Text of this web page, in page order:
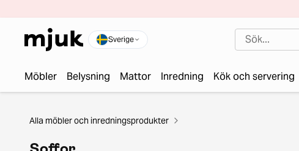
Sverige
Möbler Belysning Mattor Inredning Kök och servering
Alla möbler och inredningsprodukter